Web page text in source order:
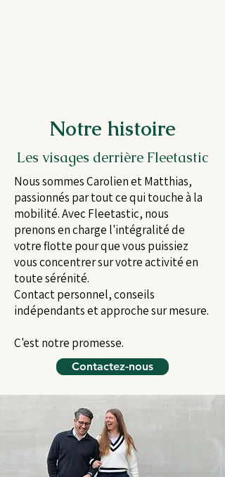
Notre histoire
Les visages derrière Fleetastic
Nous sommes Carolien et Matthias,
passionnés par tout ce qui touche à la
mobilité. Avec Fleetastic, nous
prenons en charge l'intégralité de
votre flotte pour que vous puissiez
vous concentrer sur votre activité en
toute sérénité.
Contact personnel, conseils
indépendants et approche sur mesure.
C'est notre promesse.
Contactez-nous